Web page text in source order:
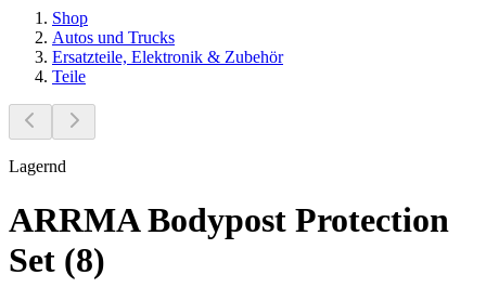
Shop
Autos und Trucks
Ersatzteile, Elektronik & Zubehör
Teile
Lagernd
ARRMA Bodypost Protection
Set (8)